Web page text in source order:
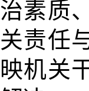
治素质
关责任
映机关